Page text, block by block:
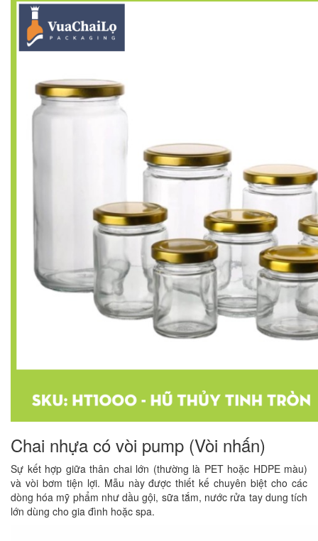
Chai nhựa có vòi pump (Vòi nhấn)
Sự kết hợp giữa thân chai lớn (thường là PET hoặc HDPE màu)
và vòi bơm tiện lợi. Mẫu này được thiết kế chuyên biệt cho các
dòng hóa mỹ phẩm như dầu gội, sữa tắm, nước rửa tay dung tích
lớn dùng cho gia đình hoặc spa.